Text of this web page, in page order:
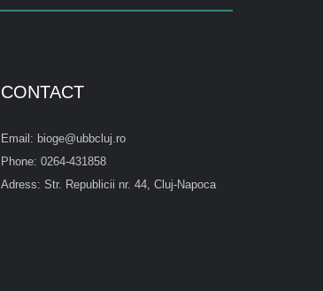
CONTACT
Email: bioge@ubbcluj.ro
Phone: 0264-431858
Adress: Str. Republicii nr. 44, Cluj-Napoca